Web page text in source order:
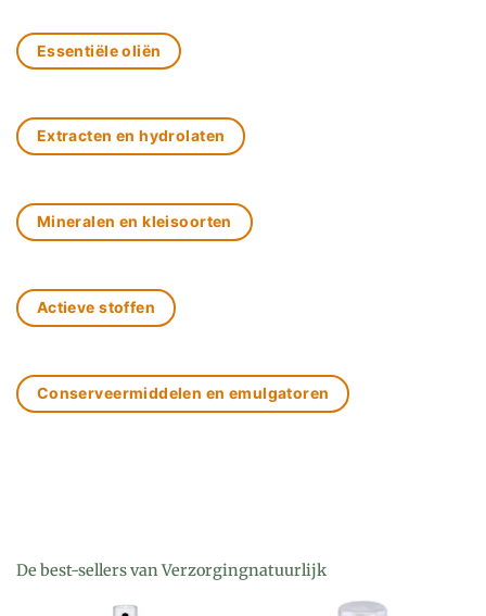
Essentiële oliën
Extracten en hydrolaten
Mineralen en kleisoorten
Actieve stoffen
Conserveermiddelen en emulgatoren
De best-sellers van Verzorgingnatuurlijk